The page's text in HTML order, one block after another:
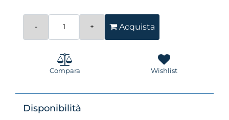
Acquista
Compara Wishlist
Disponibilità